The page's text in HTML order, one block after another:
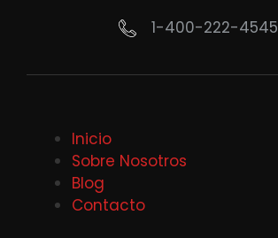
1-400-222-4545
Inicio
Sobre Nosotros
Blog
Contacto